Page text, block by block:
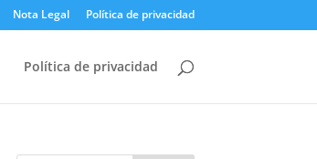
Nota Legal Política de privacidad
Política de privacidad